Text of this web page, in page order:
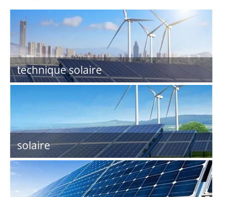
technique solaire
solaire